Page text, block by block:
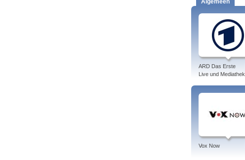
Algemeen
ARD Das Erste
Live und Mediathek
Vox Now